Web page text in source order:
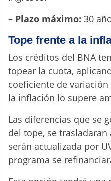
– Plazo máximo: 30
Tope frente a la
Los créditos del BNA
topear la cuota,
coeficiente de
la inflación lo supere
Las diferencias que se
del tope, se
serán actualizada por
programa se